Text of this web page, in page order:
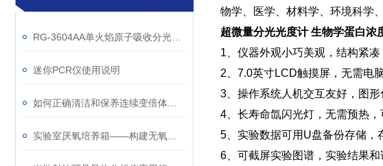
迷你PCR仪使用说明
物学、医学、材料学、环境科学
超微量分光光度计 生物学蛋白浓
1、仪器外观小巧美观，结构紧
2、7.0英寸LCD触摸屏，无需电
3、操作系统人机交互友好，图
4、长寿命氙闪光灯，无需预热
5、实验数据可用U盘备份存储，
6、可截屏实验图谱，实验结果和